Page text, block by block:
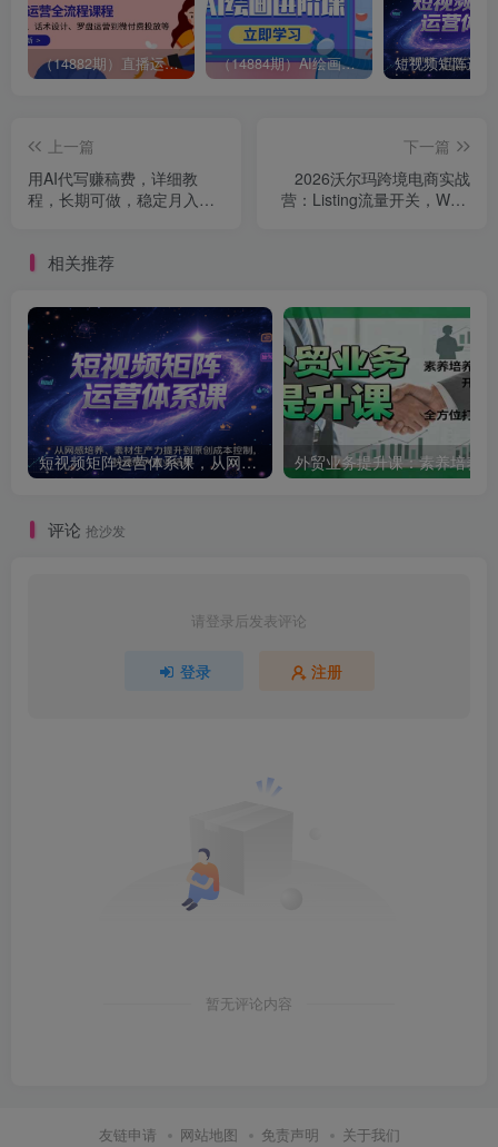
（14882期）直播运营全流程课程-5月更新：从起号、话术设计、罗盘运营到微付费投放等 （14884期）AI绘画进阶课，涵盖电商摄影等多领域，PS操作与AI工具使用全面教学
上一篇
用AI代写赚稿费，详细教
程，长期可做，稳定月入
下一篇
2026沃尔玛跨境电商实战
营：Listing流量开关，WFS
相关推荐
短视频矩阵运营体系课，从网感培养、素材生产力提升到原创成本控制，快速放大商业结果
评论 抢沙发
请登录后发表评论
登录 注册
暂无评论内容
友链申请 网站地图 免责声明 关于我们